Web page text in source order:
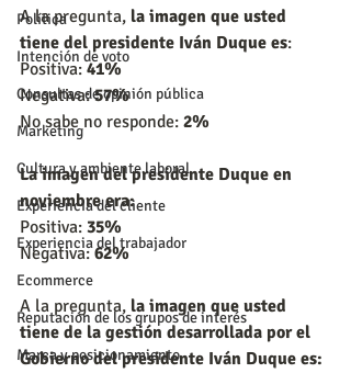
Política
Intención de voto
Consultas de opinión pública
Marketing
Cultura y ambiente laboral
Experiencia del cliente
Experiencia del trabajador
Ecommerce
Reputación de los grupos de interés
Marca y posicionamiento
A la pregunta, la imagen que usted
tiene del presidente Iván Duque es:
Positiva: 41%
Negativa: 57%
No sabe no responde: 2%
La imagen del presidente Duque en
noviembre era:
Positiva: 35%
Negativa: 62%
A la pregunta, la imagen que usted
tiene de la gestión desarrollada por el
Gobierno del presidente Iván Duque es: